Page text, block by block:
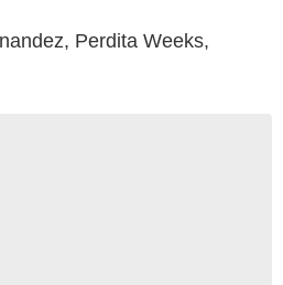
Perdita Weeks,